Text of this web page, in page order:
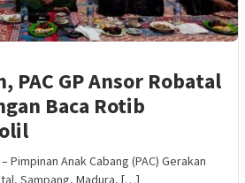
PAC GP Ansor Robatal
Baca Rotib
Pimpinan Anak Cabang (PAC) Gerakan
Sampang, Madura, […]